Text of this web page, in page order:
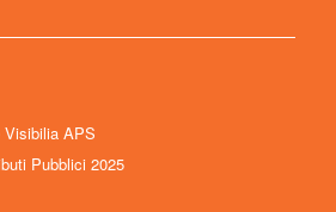
APS
Pubblici 2025